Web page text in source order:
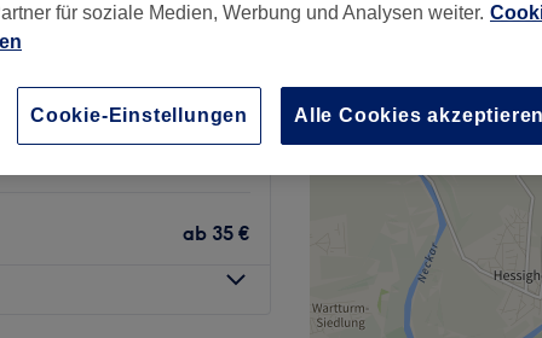
ab 35 €
ab 35 €
für soziale Medien, Werbung und Analysen weiter.
Cookie-Einstellungen Alle Cookies akzeptieren